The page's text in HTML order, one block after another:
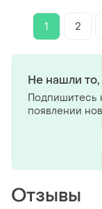
1 2
Отзывы
Не нашли
Подпишитесь
появлении